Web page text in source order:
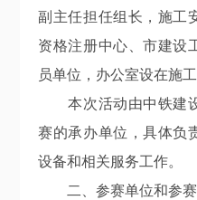
副主任担任组长，施工
资格注册中心、市建设
员单位，办公室设在施
本次活动由中铁建
赛的承办单位，具体负
设备和相关服务工作。
二、参赛单位和参